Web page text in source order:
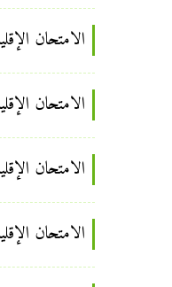
الامتحان الإقليمي
الامتحان
الامتحان
الامتحان